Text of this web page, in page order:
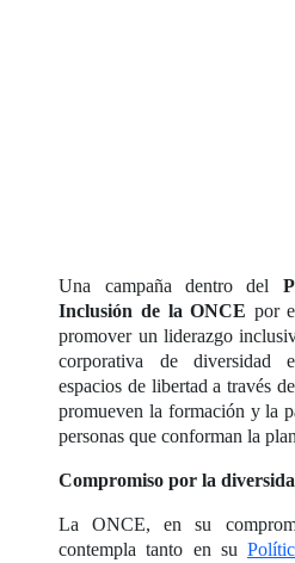
Una campaña dentro del
Inclusión de la ONCE por
promover un liderazgo
corporativa de diversidad
espacios de libertad a través
promueven la formación y la
personas que conforman la
Compromiso por la
La ONCE, en su
contempla tanto en su